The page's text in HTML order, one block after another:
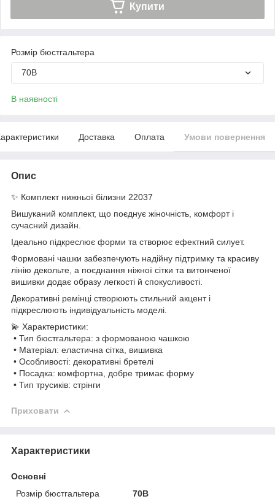
Купити
Розмір бюстгальтера
70B
В наявності
Доставка Оплата Умови повернення
Опис
✨ Комплект нижньої білизни 22037
Вишуканий комплект, що поєднує жіночність, комфорт і
сучасний дизайн.
Ідеально підкреслює форми та створює ефектний силует.
Формовані чашки забезпечують надійну підтримку та красиву
лінію декольте, а поєднання ніжної сітки та витонченої
вишивки додає образу легкості й спокусливості.
Декоративні ремінці створюють стильний акцент і
підкреслюють індивідуальність моделі.
💫 Характеристики:
• Тип бюстгальтера: з формованою чашкою
• Матеріал: еластична сітка, вишивка
• Особливості: декоративні бретелі
• Посадка: комфортна, добре тримає форму
• Тип трусиків: стрінги
Приховати
Характеристики
Основні
Розмір бюстгальтера
70B